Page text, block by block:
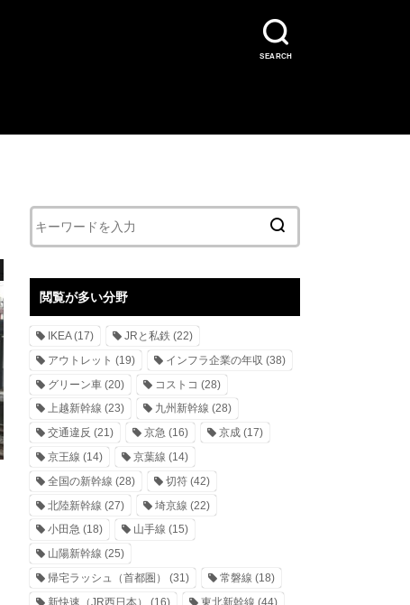
SEARCH
閲覧が多い分野
IKEA(17) JRと私鉄 (22)
アウトレット (19) インフラ企業の年収 (38)
グリーン車 (20) コストコ (28)
上越新幹線 (23) 九州新幹線 (28)
交通違反 (21) 京急 (16) 京成(17)
京王線 (14) 京葉線 (14)
全国の新幹線 (28) 切符(42)
北陸新幹線 (27) 埼京線 (22)
小田急 (18) 山手線 (15)
山陽新幹線 (25)
帰宅ラッシュ（首都圏）
(31) 常磐線 (18)
新快速（JR西日本）
(16) 東北新幹線 (44)